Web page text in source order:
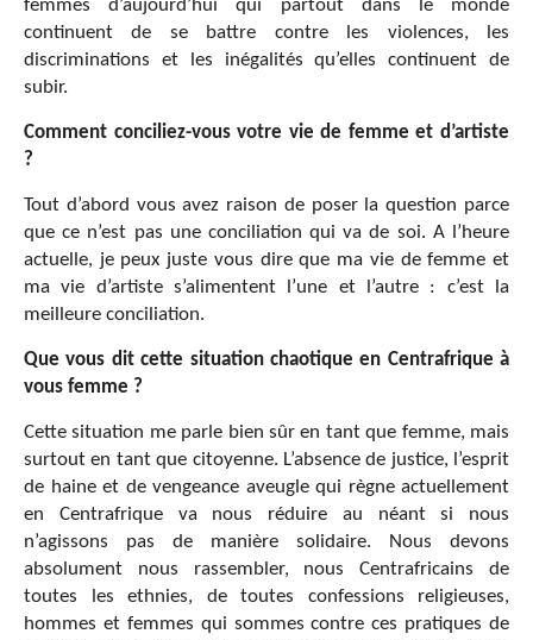
femmes d’aujourd’hui qui partout dans le monde
continuent de se battre contre les violences, les
discriminations et les inégalités qu’elles continuent de
subir.
Comment conciliez-vous votre vie de femme et d’artiste
?
Tout d’abord vous avez raison de poser la question parce
que ce n’est pas une conciliation qui va de soi. A l’heure
actuelle, je peux juste vous dire que ma vie de femme et
ma vie d’artiste s’alimentent l’une et l’autre : c’est la
meilleure conciliation.
Que vous dit cette situation chaotique en Centrafrique à
vous femme ?
Cette situation me parle bien sûr en tant que femme, mais
surtout en tant que citoyenne. L’absence de justice, l’esprit
de haine et de vengeance aveugle qui règne actuellement
en Centrafrique va nous réduire au néant si nous
n’agissons pas de manière solidaire. Nous devons
absolument nous rassembler, nous Centrafricains de
toutes les ethnies, de toutes confessions religieuses,
hommes et femmes qui sommes contre ces pratiques de